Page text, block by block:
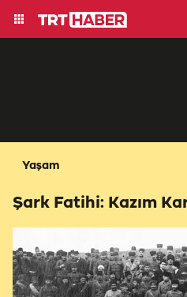
Yaşam
Şark Fatihi: Kazım